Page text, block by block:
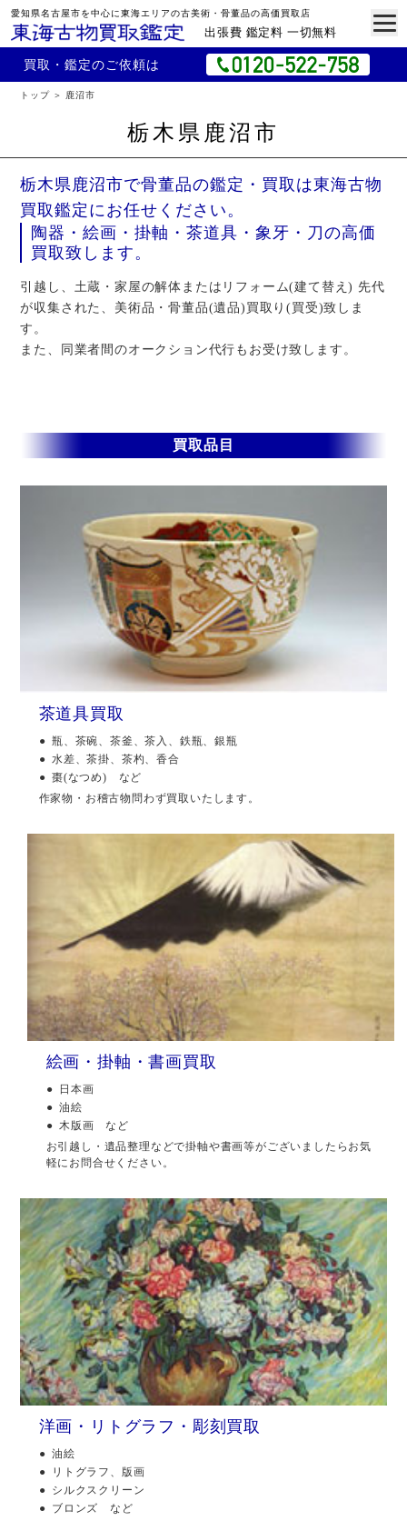
愛知県名古屋市を中心に東海エリアの古美術・骨董品の高価買取店
出張費 鑑定料 一切無料
買取・鑑定のご依頼は
トップ 鹿沼市
栃木県鹿沼市
栃木県鹿沼市で骨董品の鑑定・買取は東海古物
買取鑑定にお任せください。
陶器・絵画・掛軸・茶道具・象牙・刀の高価
買取致します。
引越し、土蔵・家屋の解体またはリフォーム(建て替え) 先代
が収集された、美術品・骨董品(遺品)買取り(買受)致しま
す。
また、同業者間のオークション代行もお受け致します。
買取品目
茶道具買取
瓶、茶碗、茶釜、茶入、鉄瓶、銀瓶
水差、茶掛、茶杓、香合
棗(なつめ) など
作家物・お稽古物問わず買取いたします。
絵画・掛軸・書画買取
日本画
油絵
木版画 など
お引越し・遺品整理などで掛軸や書画等がございましたらお気
軽にお問合せください。
洋画・リトグラフ・彫刻買取
油絵
リトグラフ、版画
シルクスクリーン
ブロンズ など